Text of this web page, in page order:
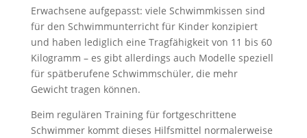
Erwachsene aufgepasst: viele Schwimmkissen sind
für den Schwimmunterricht für Kinder konzipiert
und haben lediglich eine Tragfähigkeit von 11 bis 60
Kilogramm – es gibt allerdings auch Modelle speziell
für spätberufene Schwimmschüler, die mehr
Gewicht tragen können.
Beim regulären Training für fortgeschrittene
Schwimmer kommt dieses Hilfsmittel normalerweise